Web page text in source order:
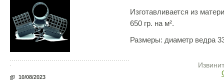
10/08/2023
Изготавливается из
650 гр. на м².
Размеры: диаметр ведра